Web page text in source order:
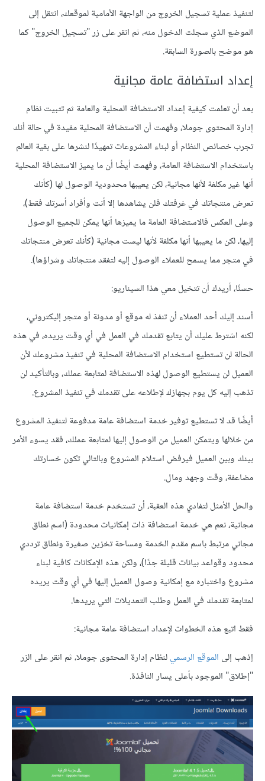
لتنفيذ عملية تسجيل الخروج من الواجهة الأمامية لموقعك، انتقل إلى
الموضع الذي سجلت الدخول منه، ثم انقر على زر "تسجيل الخروج" كما
هو موضح بالصورة السابقة.
إعداد استضافة عامة مجانية
بعد أن تعلمت كيفية إعداد الاستضافة المحلية والعامة ثم تثبيت نظام
إدارة المحتوى جوملا، وفهمت أن الاستضافة المحلية مفيدة في حالة أنك
تجرب خصائص النظام أو لبناء المشروعات تمهيدًا لنشرها على بقية العالم
باستخدام الاستضافة العامة، وفهمت أيضًا أن ما يميز الاستضافة المحلية
أنها غير مكلفة لأنها مجانية، لكن يعيبها محدودية الوصول لها (كأنك
تعرض منتجاتك في غرفتك فلن يشاهدها إلا أنت وأفراد أسرتك فقط)،
وعلى العكس فالاستضافة العامة ما يميزها أنها يمكن للجميع الوصول
إليها، لكن ما يعيبها أنها مكلفة لأنها ليست مجانية (كأنك تعرض منتجاتك
في متجر مما يسمح للعملاء الوصول إليه لتفقد منتجاتك وشراؤها).
حسنًا، أريدك أن تتخيل معي هذا السيناريو:
أسند إليك أحد العملاء أن تنفذ له موقع أو مدونة أو متجر إليكتروني،
لكنه اشترط عليك أن يتابع تقدمك في العمل في أي وقت يريده، في هذه
الحالة لن تستطيع استخدام الاستضافة المحلية في تنفيذ مشروعك لأن
العميل لن يستطيع الوصول لهذه الاستضافة لمتابعة عملك، وبالتأكيد لن
تذهب إليه كل يوم بجهازك لإطلاعه على تقدمك في تنفيذ المشروع.
أيضًا قد لا تستطيع توفير خدمة استضافة عامة مدفوعة لتنفيذ المشروع
من خلالها ويتمكن العميل من الوصول إليها لمتابعة عملك، فقد يسوء الأمر
بينك وبين العميل فيرفض استلام المشروع وبالتالي تكون خسارتك
مضاعفة، وقت وجهد ومال.
والحل الأمثل لتفادي هذه العقبة، أن تستخدم خدمة استضافة عامة
مجانية، نعم هي خدمة استضافة ذات إمكانيات محدودة (اسم نطاق
مجاني مرتبط باسم مقدم الخدمة ومساحة تخزين صغيرة ونطاق ترددي
محدود وقواعد بيانات قليلة جدًا)، ولكن هذه الإمكانات كافية لبناء
مشروع واختباره مع إمكانية وصول العميل إليها في أي وقت يريده
لمتابعة تقدمك في العمل وطلب التعديلات التي يريدها.
فقط اتبع هذه الخطوات لإعداد استضافة عامة مجانية:
إذهب إلى الموقع الرسميلنظام إدارة المحتوى جوملا، ثم انقر على الزر
"إطلاق" الموجود بأعلى يسار النافذة.